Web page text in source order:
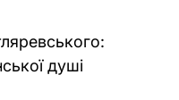
душі